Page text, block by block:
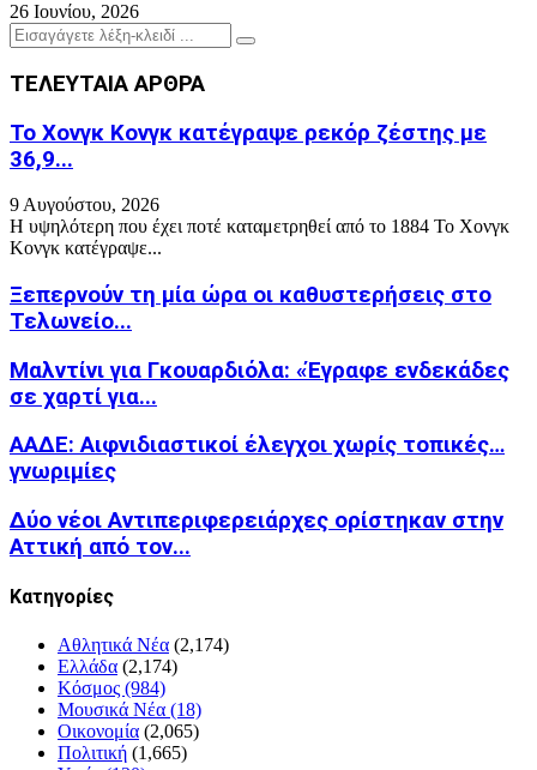
26 Ιουνίου, 2026
Search
for:
Search
ΤΕΛΕΥΤΑΙΑ ΑΡΘΡΑ
Το Χονγκ Κονγκ κατέγραψε ρεκόρ ζέστης με
36,9...
9 Αυγούστου, 2026
Η υψηλότερη που έχει ποτέ καταμετρηθεί από το 1884 Το Χονγκ
Κονγκ κατέγραψε...
Ξεπερνούν τη μία ώρα οι καθυστερήσεις στο
Τελωνείο...
Μαλντίνι για Γκουαρδιόλα: «Έγραφε ενδεκάδες
σε χαρτί για...
ΑΑΔΕ: Αιφνιδιαστικοί έλεγχοι χωρίς τοπικές…
γνωριμίες
Δύο νέοι Αντιπεριφερειάρχες ορίστηκαν στην
Αττική από τον...
Kατηγορίες
Αθλητικά Νέα (2,174)
Ελλάδα (2,174)
Κόσμος (984)
Μουσικά Νέα (18)
Οικονομία (2,065)
Πολιτική (1,665)